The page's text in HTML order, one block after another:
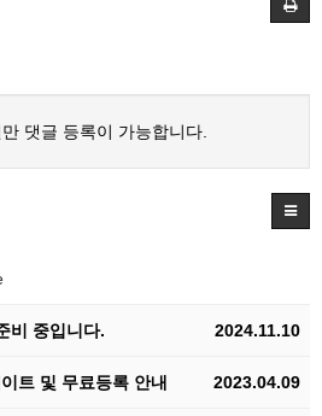
댓글 등록이 가능합니다.
2024.11.10
비 중입니다.
2023.04.09
트 및 무료등록 안내